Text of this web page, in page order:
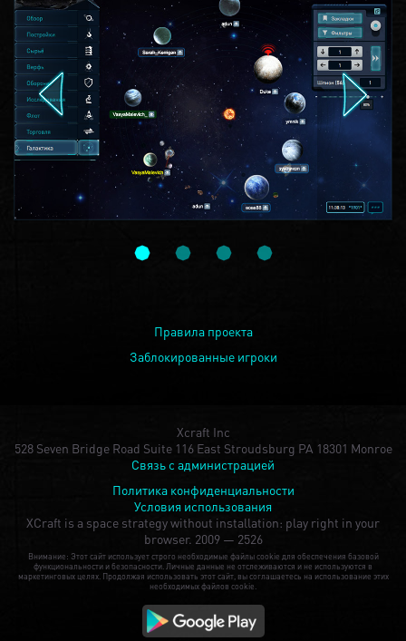
Правила проекта
Заблокированные игроки
Xcraft Inc
528 Seven Bridge Road Suite 116 East Stroudsburg PA 18301 Monroe
Связь с администрацией
Политика конфиденциальности
Условия использования
XCraft is a space strategy without installation: play right in your
browser. 2009 — 2526
Внимание: Этот сайт использует строго необходимые файлы cookie для обеспечения базовой
функциональности и безопасности. Личные данные не отслеживаются и не используются в
маркетинговых целях. Продолжая использовать этот сайт, вы соглашаетесь на использование этих
необходимых файлов cookie.